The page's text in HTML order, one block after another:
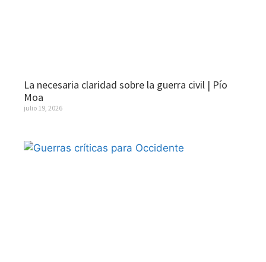
La necesaria claridad sobre la guerra civil | Pío
Moa
julio 19, 2026